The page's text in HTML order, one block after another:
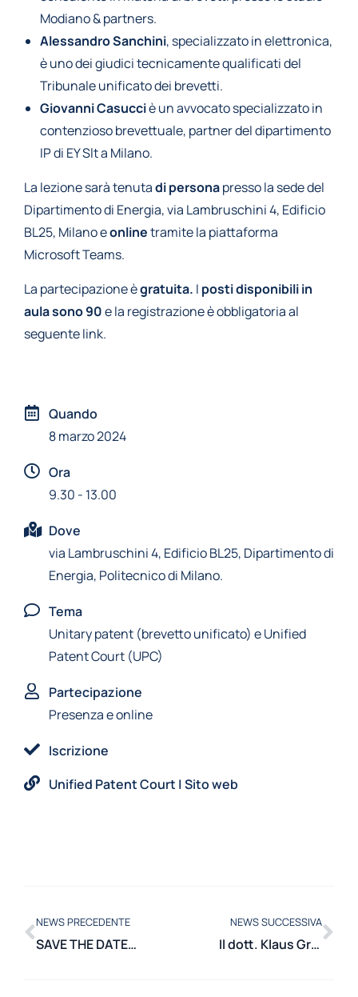
Modiano & partners.
Alessandro Sanchini, specializzato in elettronica,
è uno dei giudici tecnicamente qualificati del
Tribunale unificato dei brevetti.
Giovanni Casucciè un avvocato specializzato in
contenzioso brevettuale, partner del dipartimento
IP di EY Slt a Milano.
La lezione sarà tenutadi personapresso la sede del
Dipartimento di Energia, via Lambruschini 4, Edificio
BL25, Milano eonlinetramite la piattaforma
Microsoft Teams.
La partecipazione ègratuita. I posti disponibili in
aula sono 90e la registrazione è obbligatoria al
seguente link.
Quando
8 marzo 2024
Ora
9.30 - 13.00
Dove
via Lambruschini 4, Edificio BL25, Dipartimento di
Energia, Politecnico di Milano.
Tema
Unitary patent (brevetto unificato) e Unified
Patent Court (UPC)
Partecipazione
Presenza e online
Iscrizione
Unified Patent Court | Sito web
NEWS PRECEDENTE
SAVE THE DATE: 11-12 marzo 2024 due giornate di riunione sulle simulazioni di propulsione con la tecnologia OpenFOAM
NEWS SUCCESSIVA
Il dott. Klaus Grabinski ha tenuto una lezione presso il Dipartimento di Energia